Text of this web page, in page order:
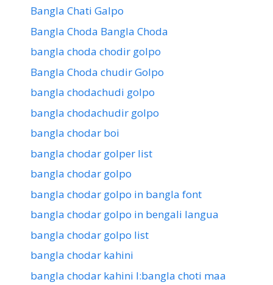
Bangla Chati Galpo
Bangla Choda Bangla Choda
bangla choda chodir golpo
Bangla Choda chudir Golpo
bangla chodachudi golpo
bangla chodachudir golpo
bangla chodar boi
bangla chodar golper list
bangla chodar golpo
bangla chodar golpo in bangla font
bangla chodar golpo in bengali langua
bangla chodar golpo list
bangla chodar kahini
bangla chodar kahini l:bangla choti maa